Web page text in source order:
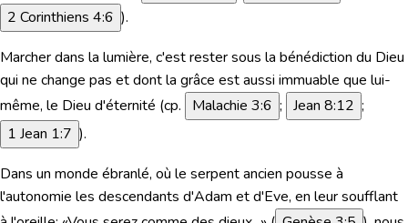
2 Corinthiens 4:6 ).
Marcher dans la lumière, c'est rester sous la bénédiction du Dieu
qui ne change pas et dont la grâce est aussi immuable que lui-
même, le Dieu d'éternité (cp.
Malachie 3:6 ; Jean 8:12 ;
1 Jean 1:7 ).
Dans un monde ébranlé, où le serpent ancien pousse à
l'autonomie les descendants d'Adam et d'Eve, en leur soufflant